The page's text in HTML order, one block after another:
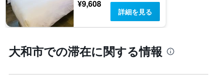
X
軸
1​
は、
曜
¥9,608
詳細を見る
大和市での滞在に関する情報